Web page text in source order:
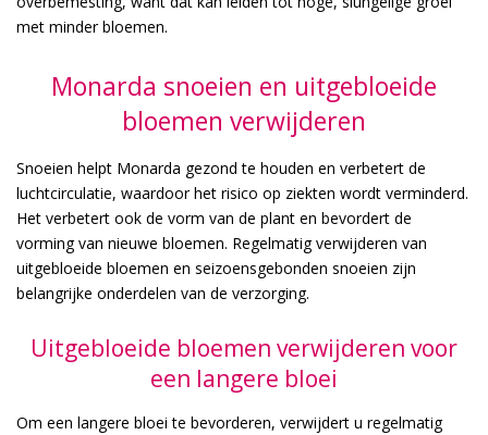
met minder bloemen.
Monarda snoeien en uitgebloeide
bloemen verwijderen
Snoeien helpt Monarda gezond te houden en verbetert de
luchtcirculatie, waardoor het risico op ziekten wordt verminderd.
Het verbetert ook de vorm van de plant en bevordert de
vorming van nieuwe bloemen. Regelmatig verwijderen van
uitgebloeide bloemen en seizoensgebonden snoeien zijn
belangrijke onderdelen van de verzorging.
Uitgebloeide bloemen verwijderen voor
een langere bloei
Om een langere bloei te bevorderen, verwijdert u regelmatig